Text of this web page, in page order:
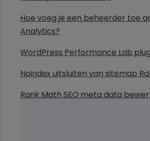
Hoe voeg je een beheerder toe
Analytics?
WordPress Performance Lab
Noindex uitsluiten van sitemap
Rank Math SEO meta data